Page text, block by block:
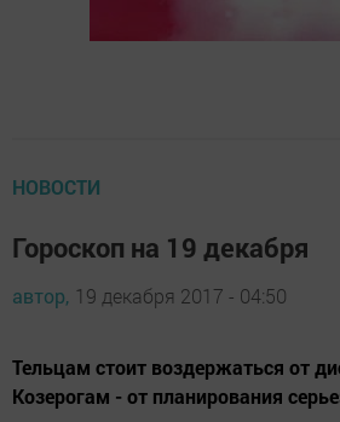
НОВОСТИ
Гороскоп на 19 декабря
автор, 19 декабря 2017 - 04:50
Тельцам стоит воздержаться от
Козерогам - от планирования